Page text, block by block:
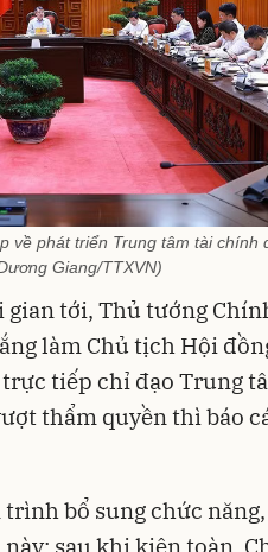
về phát triển Trung tâm tài chính
Giang/TTXVN)
tới, Thủ tướng
làm Chủ tịch Hội
tiếp chỉ đạo Trung
thẩm quyền thì báo
bổ sung chức
sau khi kiện toàn,